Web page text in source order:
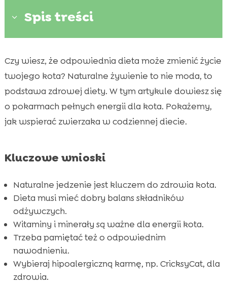
3 Spis treści
dla energii kota?
 Jakie są naturalne źródła energii dla kota?
Znaczenie białka w diecie kotów
Tłuszcze i ich rola w utrzymaniu energii kota
Węglowodany w diecie kota – czy są
 Witaminy i minerały a energia kota
 Karma sucha Jasper i jej korzyści
Wilgotna karma Bill – zdrowe źródło energii
Purrfect Life – naturalny żwirek dla kota
 Znaczenie nawodnienia dla energii kota
 Dlaczego aktywność fizyczna jest ważna dla
energii kota?
 Sposoby na zwiększenie aktywności fizycznej
Czy wiesz, że odpowiednia dieta może zmienić życie
twojego kota? Naturalne żywienie to nie moda, to
podstawa zdrowej diety. W tym artykule dowiesz się
o pokarmach pełnych energii dla kota. Pokażemy,
jak wspierać zwierzaka w codziennej diecie.
Kluczowe wnioski
Naturalne jedzenie jest kluczem do zdrowia kota.
Dieta musi mieć dobry balans składników
odżywczych.
Witaminy i minerały są ważne dla energii kota.
Trzeba pamiętać też o odpowiednim
nawodnieniu.
Wybieraj hipoalergiczną karmę, np. CricksyCat, dla
zdrowia.